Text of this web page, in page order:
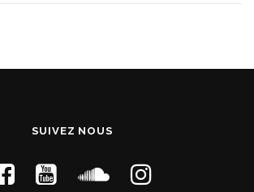
SUIVEZ NOUS